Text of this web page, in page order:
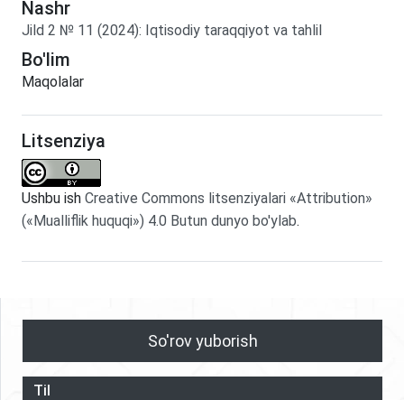
Nashr
Jild 2 № 11 (2024): Iqtisodiy taraqqiyot va tahlil
Bo'lim
Maqolalar
Litsenziya
Ushbu ish Creative Commons litsenziyalari «Attribution»
(«Mualliflik huquqi») 4.0 Butun dunyo bo'ylab.
So'rov yuborish
Til